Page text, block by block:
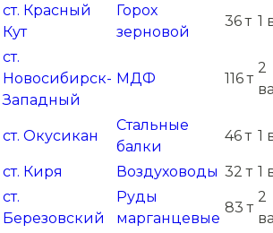
ст. Красный
Кут
Горох
зерновой
36 т 1
ст.
Новосибирск-
Западный
МДФ 116 т
2
ст. Окусикан
Стальные
балки
46 т 1
ст. Киря Воздуховоды 32 т 1
ст.
Березовский
Руды
марганцевые
83 т
2